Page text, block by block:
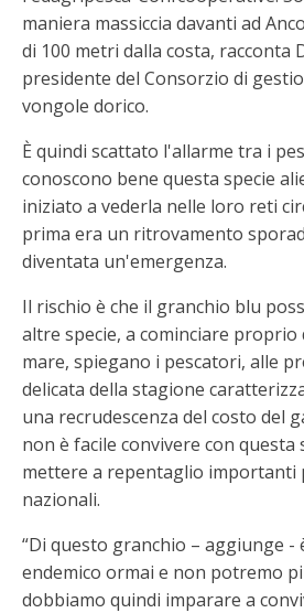
maniera massiccia davanti ad
di 100 metri dalla costa, racconta
presidente del Consorzio di
vongole dorico.
È quindi scattato l'allarme tra i
conoscono bene questa specie
iniziato a vederla nelle loro reti
prima era un ritrovamento
diventata un'emergenza.
Il rischio è che il granchio blu
altre specie, a cominciare proprio
mare, spiegano i pescatori, alle
delicata della stagione
una recrudescenza del costo del
non è facile convivere con questa
mettere a repentaglio importanti
nazionali.
“Di questo granchio – aggiunge -
endemico ormai e non potremo
dobbiamo quindi imparare a